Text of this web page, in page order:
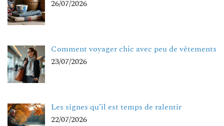
26/07/2026
Comment voyager chic avec peu de vêtements
23/07/2026
Les signes qu’il est temps de ralentir
22/07/2026